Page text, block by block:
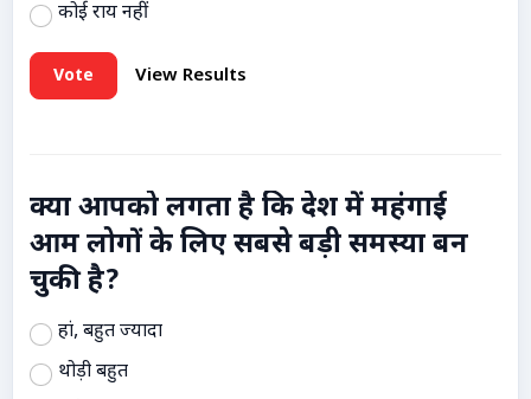
कोई राय नहीं
Vote View Results
क्या आपको लगता है कि देश में महंगाई
आम लोगों के लिए सबसे बड़ी समस्या बन
चुकी है?
हां, बहुत ज्यादा
थोड़ी बहुत